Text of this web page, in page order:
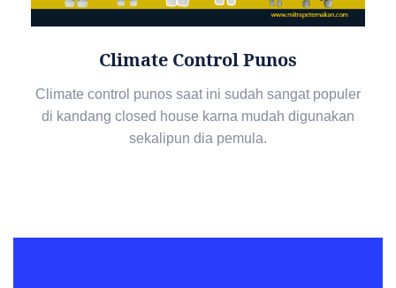
Climate Control Punos
Climate control punos saat ini sudah sangat populer
di kandang closed house karna mudah digunakan
sekalipun dia pemula.